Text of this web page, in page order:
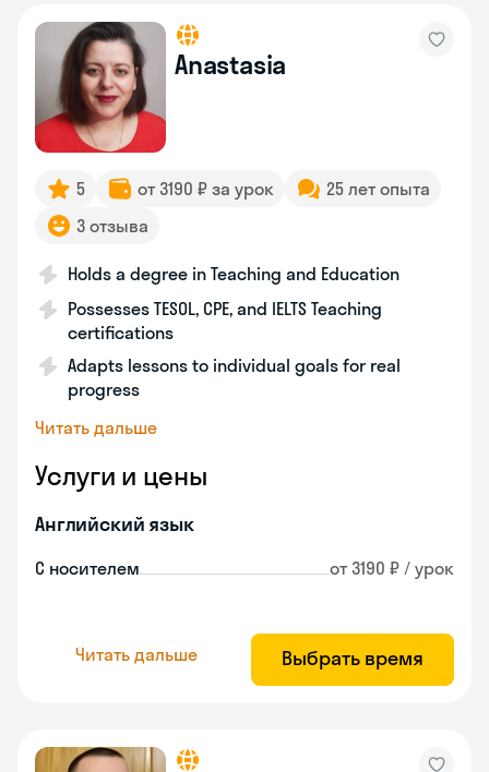
Anastasia
5 от 3190 ₽ за урок
25 лет опыта
3 отзыва
Holds a degree in Teaching and Education
Possesses TESOL, CPE, and IELTS Teaching
certifications
Adapts lessons to individual goals for real
progress
Читать дальше
Услуги и цены
Английский язык
С носителем от 3190 ₽ / урок
Читать дальше Выбрать время